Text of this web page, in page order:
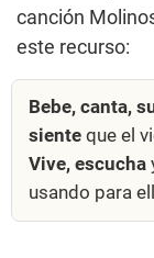
canción
este recurso:
Bebe, canta,
siente que el
Vive, escucha
usando para